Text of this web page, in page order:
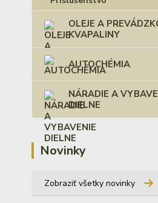
OLEJE A
KVAPALINY
AUTOCHÉMIA
NÁRADIE A
DIELNE
Novinky
Zobraziť všetky novinky